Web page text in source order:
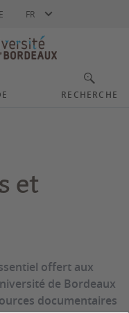
FR
RECHERCHE
et
offert aux
de Bordeaux
documentaires